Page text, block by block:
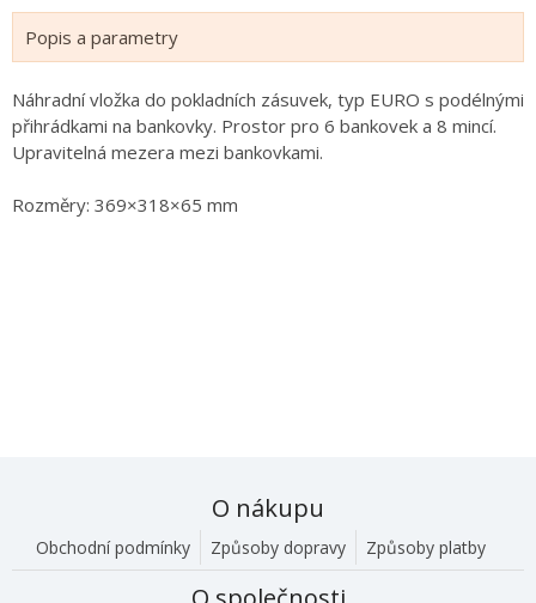
Popis a parametry
Náhradní vložka do pokladních zásuvek, typ EURO s podélnými
přihrádkami na bankovky. Prostor pro 6 bankovek a 8 mincí.
Upravitelná mezera mezi bankovkami.
Rozměry: 369×318×65 mm
O nákupu
Obchodní podmínky Způsoby dopravy Způsoby platby